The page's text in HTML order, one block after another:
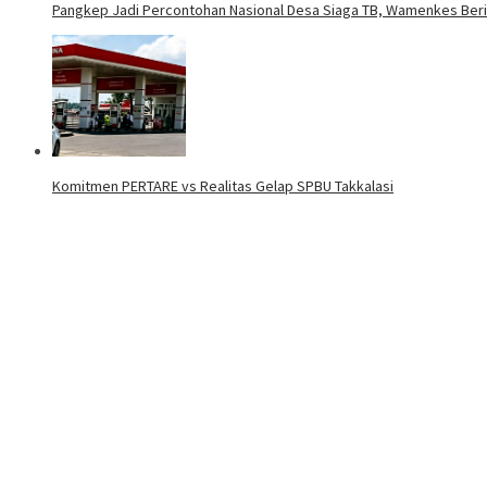
Pangkep Jadi Percontohan Nasional Desa Siaga TB, Wamenkes
Komitmen PERTARE vs Realitas Gelap SPBU Takkalasi